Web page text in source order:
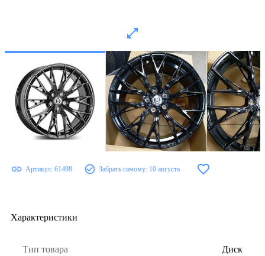
Артикул: 61498 Забрать самому: 10 августа
Характеристики
Тип товара Диск